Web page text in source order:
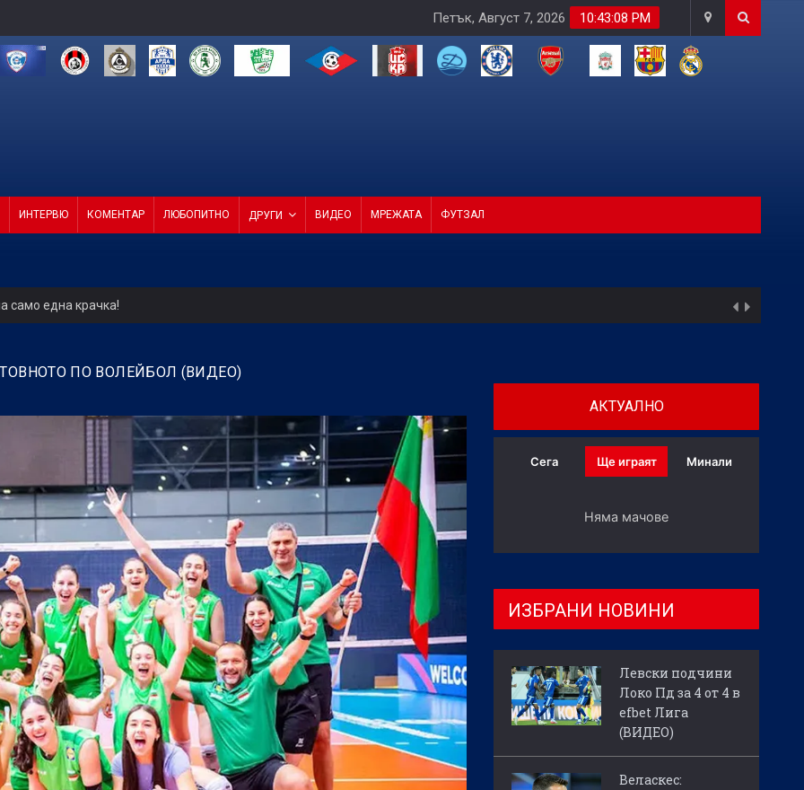
10:43:09 PM
Петък, Август 7, 2026
ИНТЕРВЮ КОМЕНТАР ЛЮБОПИТНО ДРУГИ ВИДЕО МРЕЖАТА ФУТЗАЛ
само една крачка!
4 от 4 в efbet Лига (ВИДЕО)
е да съм треньор на Левски
можеше да вземе точка от Левски
ПО ВОЛЕЙБОЛ (ВИДЕО)
АКТУАЛНО
Сега Ще играят Минали
Няма мачове
ИЗБРАНИ НОВИНИ
Левски подчини
Локо Пд за 4 от 4 в
efbet Лига
(ВИДЕО)
Веласкес: